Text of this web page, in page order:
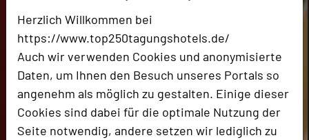
Herzlich Willkommen bei
https://www.top250tagungshotels.de/
Auch wir verwenden Cookies und anonymisierte
Daten, um Ihnen den Besuch unseres Portals so
angenehm als möglich zu gestalten. Einige dieser
Cookies sind dabei für die optimale Nutzung der
Seite notwendig, andere setzen wir lediglich zu